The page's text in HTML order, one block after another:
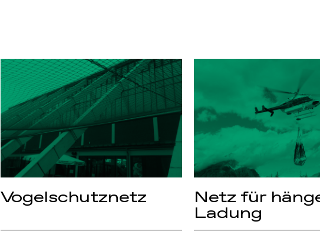
Vogelschutznetz
Netz für
Ladung